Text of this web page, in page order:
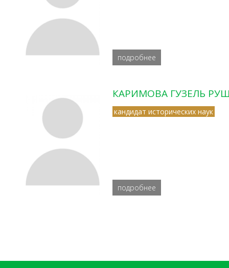
подробнее
КАРИМОВА ГУЗЕЛЬ
кандидат исторических наук
подробнее